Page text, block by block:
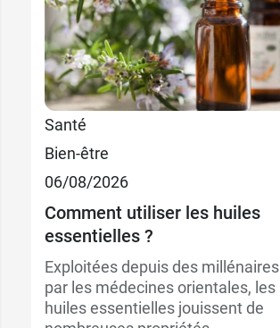
Santé
Bien-être
06/08/2026
Comment utiliser les huiles
essentielles ?
Exploitées depuis des millénaires
par les médecines orientales, les
huiles essentielles jouissent de